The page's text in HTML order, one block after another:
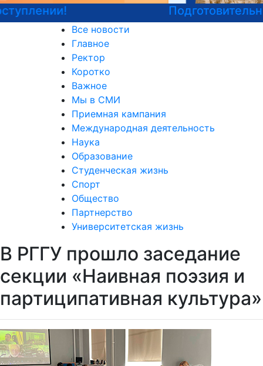
Подготовительные курсы к ЕГЭ
Все новости
Главное
Ректор
Коротко
Важное
Мы в СМИ
Приемная кампания
Международная деятельность
Наука
Образование
Студенческая жизнь
Спорт
Общество
Партнерство
Университетская жизнь
В РГГУ прошло заседание
секции «Наивная поэзия и
партиципативная культура»